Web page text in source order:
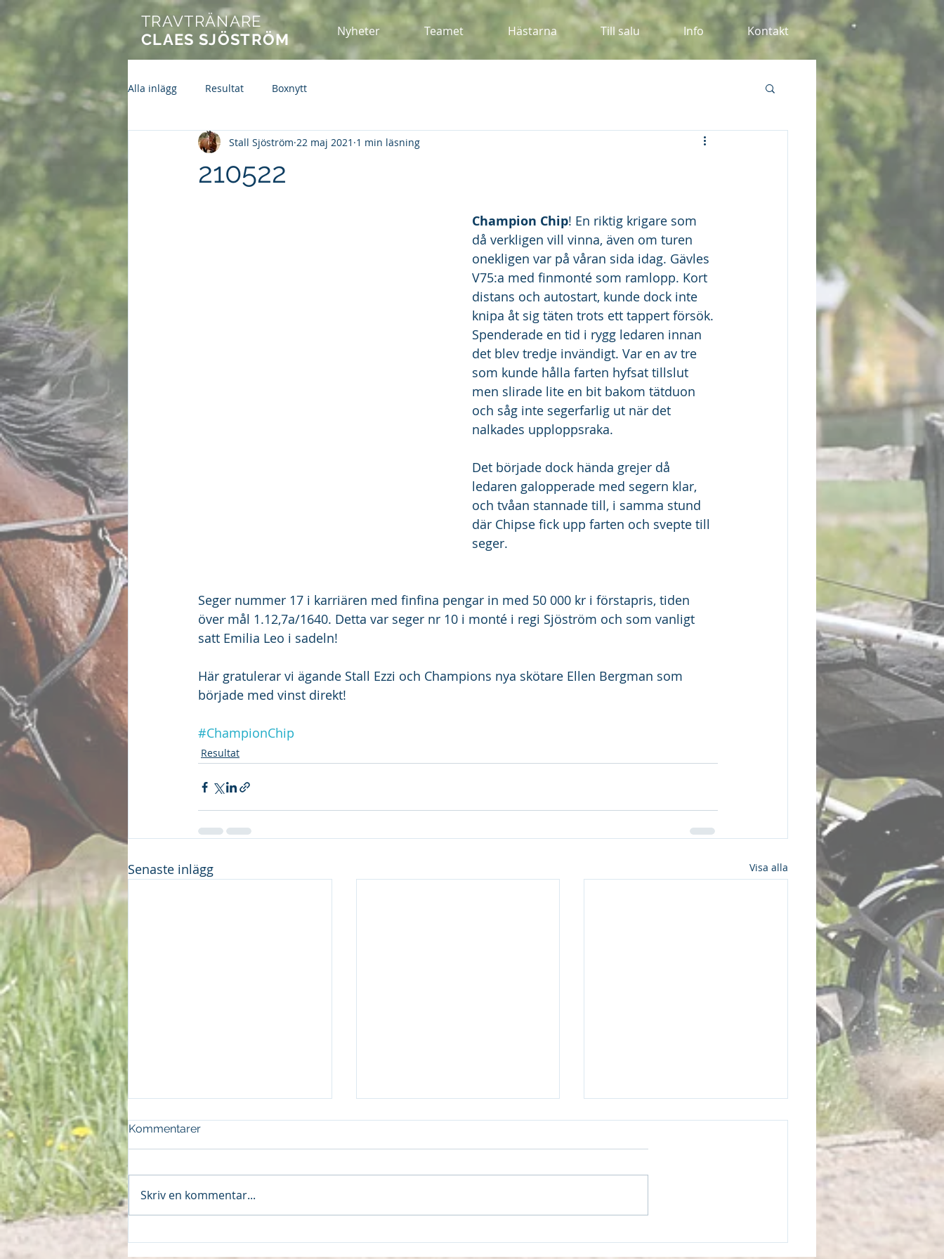
TRAVTRÄNARE
CLAES SJÖSTRÖM
Nyheter Teamet Hästarna Till salu Info Kontakt
Alla inlägg Resultat Boxnytt
210522
Stall Sjöström 22 maj 2021 1 min läsning
Champion Chip! En riktig krigare som
då verkligen vill vinna, även om turen
onekligen var på våran sida idag. Gävles
V75:a med finmonté som ramlopp. Kort
distans och autostart, kunde dock inte
knipa åt sig täten trots ett tappert försök.
Spenderade en tid i rygg ledaren innan
det blev tredje invändigt. Var en av tre
som kunde hålla farten hyfsat tillslut
men slirade lite en bit bakom tätduon
och såg inte segerfarlig ut när det
nalkades upploppsraka.
Det började dock hända grejer då
ledaren galopperade med segern klar,
och tvåan stannade till, i samma stund
där Chipse fick upp farten och svepte till
seger.
Seger nummer 17 i karriären med finfina pengar in med 50 000 kr i förstapris, tiden
över mål 1.12,7a/1640. Detta var seger nr 10 i monté i regi Sjöström och som vanligt
satt Emilia Leo i sadeln!
Här gratulerar vi ägande Stall Ezzi och Champions nya skötare Ellen Bergman som
började med vinst direkt!
#ChampionChip
Resultat
Senaste inlägg Visa alla
Kommentarer
Skriv en kommentar...